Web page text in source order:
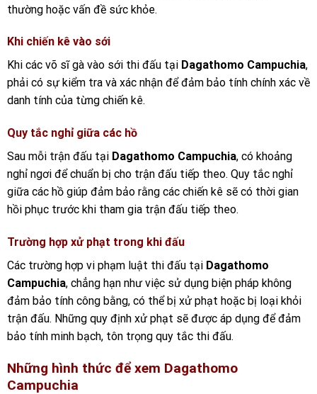
thường hoặc vấn đề sức khỏe.
Khi chiến kê vào sới
Khi các võ sĩ gà vào sới thi đấu tại Dagathomo Campuchia,
phải có sự kiểm tra và xác nhận để đảm bảo tính chính xác về
danh tính của từng chiến kê.
Quy tắc nghỉ giữa các hồ
Sau mỗi trận đấu tại Dagathomo Campuchia, có khoảng
nghỉ ngơi để chuẩn bị cho trận đấu tiếp theo. Quy tắc nghỉ
giữa các hồ giúp đảm bảo rằng các chiến kê sẽ có thời gian
hồi phục trước khi tham gia trận đấu tiếp theo.
Trường hợp xử phạt trong khi đấu
Các trường hợp vi phạm luật thi đấu tại Dagathomo
Campuchia, chẳng hạn như việc sử dụng biện pháp không
đảm bảo tính công bằng, có thể bị xử phạt hoặc bị loại khỏi
trận đấu. Những quy định xử phạt sẽ được áp dụng để đảm
bảo tính minh bạch, tôn trọng quy tắc thi đấu.
Những hình thức để xem Dagathomo
Campuchia